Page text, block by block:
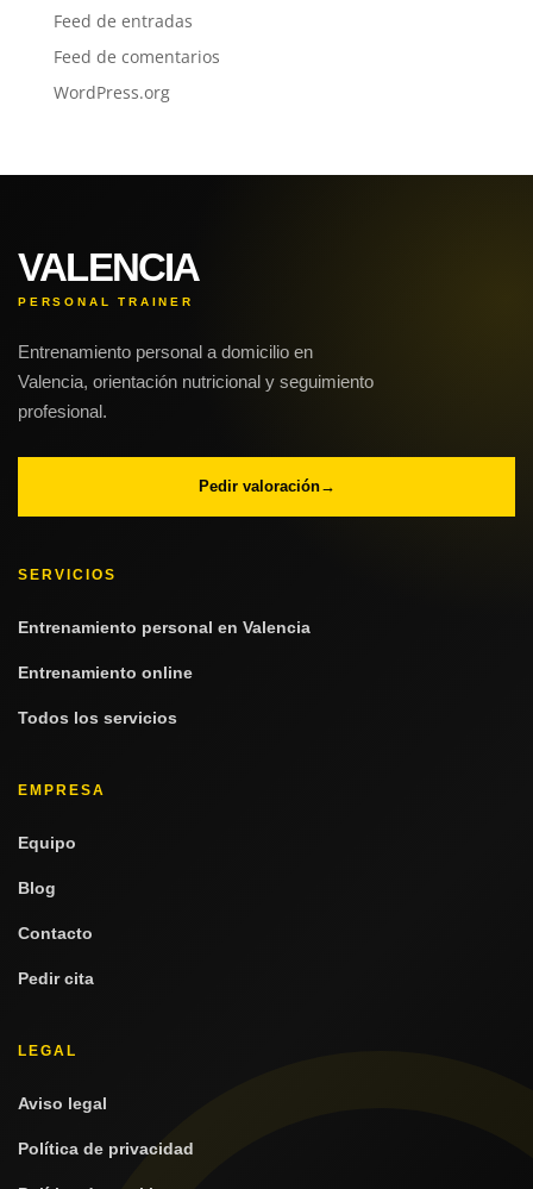
Feed de entradas
Feed de comentarios
WordPress.org
VALENCIA
PERSONAL TRAINER
Entrenamiento personal a domicilio en
Valencia, orientación nutricional y seguimiento
profesional.
Pedir valoración→
SERVICIOS
Entrenamiento personal en Valencia
Entrenamiento online
Todos los servicios
EMPRESA
Equipo
Blog
Contacto
Pedir cita
LEGAL
Aviso legal
Política de privacidad